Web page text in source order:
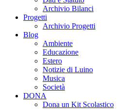
Archivio Bilanci
Progetti
Archivio Progetti
Blog
Ambiente
Educazione
Estero
Notizie di Luino
Musica
Società
DONA
Dona un Kit Scolastico